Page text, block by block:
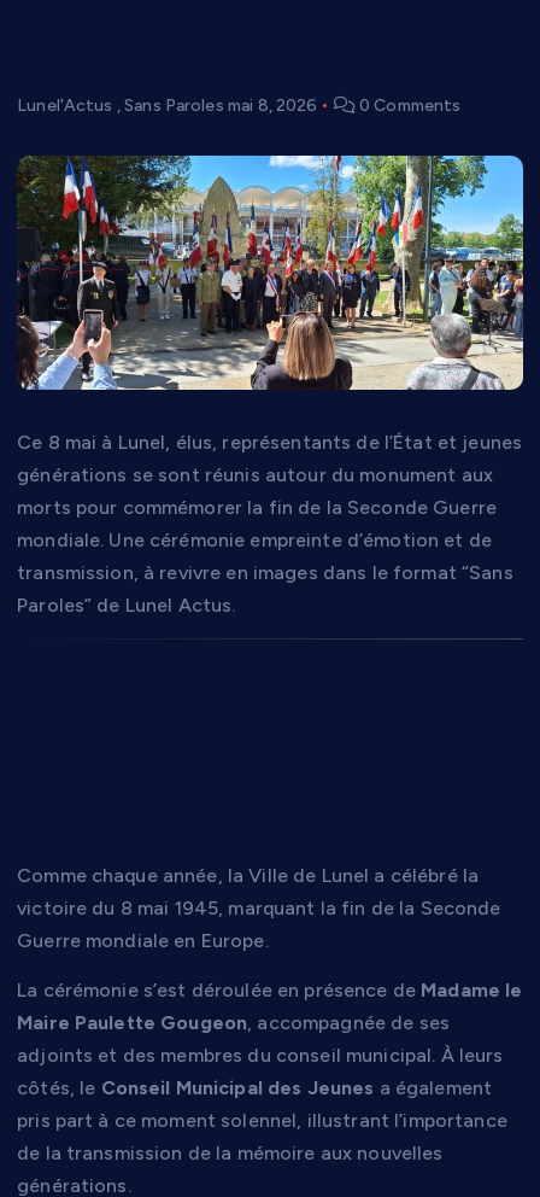
Lunel'Actus ,Sans Paroles mai 8, 2026 0 Comments
Ce 8 mai à Lunel, élus, représentants de l’État et jeunes
générations se sont réunis autour du monument aux
morts pour commémorer la fin de la Seconde Guerre
mondiale. Une cérémonie empreinte d’émotion et de
transmission, à revivre en images dans le format “Sans
Paroles” de Lunel Actus.
Comme chaque année, la Ville de Lunel a célébré la
victoire du 8 mai 1945, marquant la fin de la Seconde
Guerre mondiale en Europe.
La cérémonie s’est déroulée en présence de Madame le
Maire Paulette Gougeon, accompagnée de ses
adjoints et des membres du conseil municipal. À leurs
côtés, le Conseil Municipal des Jeunes a également
pris part à ce moment solennel, illustrant l’importance
de la transmission de la mémoire aux nouvelles
générations.